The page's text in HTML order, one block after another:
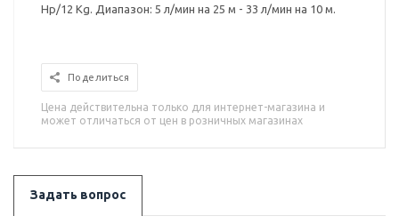
Hp/12 Kg. Диапазон: 5 л/мин на 25 м - 33 л/мин на 10 м.
Поделиться
Цена действительна только для интернет-магазина и
может отличаться от цен в розничных магазинах
Задать вопрос